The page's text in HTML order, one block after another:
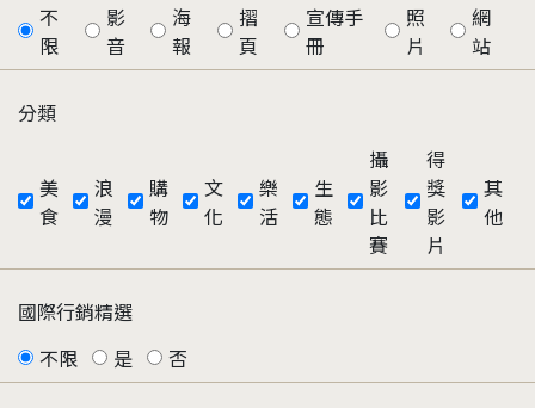
不
限
影
音
海
報
摺
頁
宣傳手
冊
照
片
網
站
分類
美
食
浪
漫
購
物
文
化
樂
活
生
態
攝
影
比
賽
得
獎
影
片
其
他
國際行銷精選
不限
是 否